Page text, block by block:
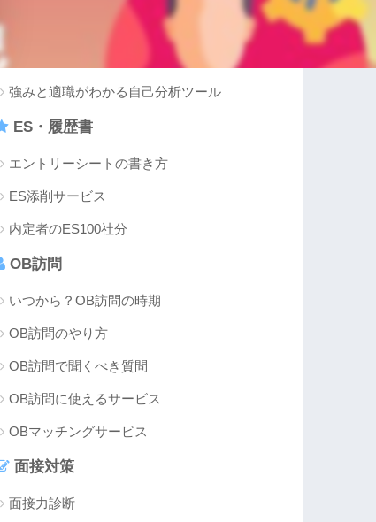
おすすめ就活エージェント
自己分析
強みと適職がわかる自己分析ツール
ES・履歴書
エントリーシートの書き方
ES添削サービス
内定者のES100社分
OB訪問
いつから？OB訪問の時期
OB訪問のやり方
OB訪問で聞くべき質問
OB訪問に使えるサービス
OBマッチングサービス
面接対策
面接力診断